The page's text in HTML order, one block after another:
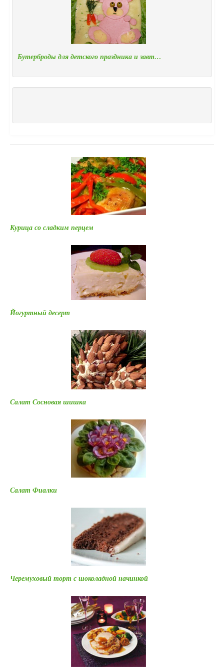
Бутерброды для детского праздника и завт…
Курица со сладким перцем
Йогуртный десерт
Салат Сосновая шишка
Салат Фиалки
Черемуховый торт с шоколадной начинкой